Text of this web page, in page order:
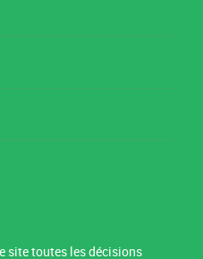
site toutes les décisions